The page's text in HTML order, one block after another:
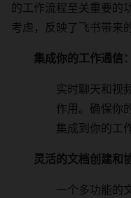
的工作流程至关重要的
考虑，反映了飞书带来
集成你的工作通信：
实时聊天和视
作用。确保你
集成到你的工
灵活的文档创建和
一个多功能的